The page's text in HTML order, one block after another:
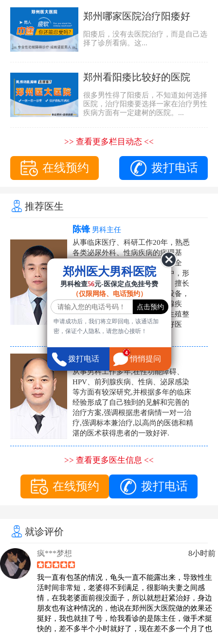
郑州哪家医院治疗阳痿好
阳痿后，没有去医院治疗，而是自己选
择了诊所看病。这...
郑州看阳痿比较好的医院
很多男性得了阳痿后，不知道如何选择
医院，治疗阳痿要选择一家在治疗男性
疾病方面有一定建树的医院。...
>> 查看更多栏目动态 <<
在线预约 拨打电话
推荐医生
陈锋 男科主任
从事临床医疗、科研工作20年，熟悉
各类泌尿外科、性病疾病的病理基
础，诊断治疗和临床操作，技术全
面。在男科疾病的诊断和诊疗中，形
成了一套独具特色的诊疗方案。擅长
运用国内外先进的医学技术和设备，
科学诊疗各类阳痿早泄、前列腺疾
病、射精障碍、性病、HPV、生殖整
形等疾病，是患者非常信赖的好医
生。
张营富
男科主任
从事男科工作多年,在性功能障碍、
HPV、前列腺疾病、性病、泌尿感染
等方面有较深研究,并根据多年的临床
经验形成了自己独到的见解和完善的
治疗方案,强调根据患者病情一对一治
疗,强调标本兼治疗,以高尚的医德和精
湛的医术获得患者的一致好评.
>> 查看更多医生信息 <<
在线预约 拨打电话
就诊评价
疯***梦想 8小时前
我一直有包茎的情况，龟头一直不能露出来，导致性生
活时间非常短，老婆得不到满足，很影响夫妻之间感
情，在我老婆面前很没面子，所以就想赶紧治好，身边
朋友也有这种情况的，他说在郑州医大医院做的效果还
挺好，我也就挂了号，给我看诊的是陈主任，做手术挺
快的，差不多半个小时就好了，现在差不多一个月了也
郑州医大男科医院
男科检查56元-医保定点免挂号费
（仅限网络、电话预约）
申请成功后，我们将立即回电，该通话加
密，保证个人隐私，请您放心接听！
拨打电话 悄悄提问